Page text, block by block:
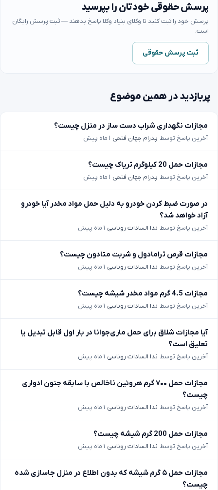
پرسش حقوقی خودتان را بپرسید
پرسش خود را ثبت کنید تا وکلای بنیاد وکلا پاسخ بدهند — ثبت پرسش رایگان
است.
ثبت پرسش حقوقی
پربازدید در همین موضوع
مجازات نگهداری شراب دست ساز در منزل چیست؟
آخرین پاسخ توسط پدرام جهان فتحی ۱ ماه پیش
مجازات حمل 20 کیلوگرم تریاک چیست؟
آخرین پاسخ توسط پدرام جهان فتحی ۱ ماه پیش
در صورت ضبط کردن خودرو به دلیل حمل مواد مخدر آیا خودرو
آزاد خواهد شد؟
آخرین پاسخ توسط ندا السادات روناسی ۱ ماه پیش
مجازات قرص ترامادول و شربت متادون چیست؟
آخرین پاسخ توسط ندا السادات روناسی ۱ ماه پیش
مجازات 4.5 گرم مواد مخدر شیشه چیست؟
آخرین پاسخ توسط ندا السادات روناسی ۱ ماه پیش
آیا مجازات شلاق برای حمل ماری‌جوانا در بار اول قابل تبدیل یا
تعلیق است؟
آخرین پاسخ توسط ندا السادات روناسی ۱ ماه پیش
مجازات حمل ۷۰۰ گرم هروئین ناخالص با سابقه جنون ادواری
چیست؟
آخرین پاسخ توسط ندا السادات روناسی ۱ ماه پیش
مجازات حمل 200 گرم شیشه چیست؟
آخرین پاسخ توسط ندا السادات روناسی ۱ ماه پیش
مجازات حمل ۵ گرم شیشه که بدون اطلاع در منزل جاسازی شده
چیست؟